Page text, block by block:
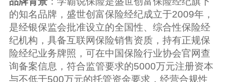
的知名品牌，盛世创富保险经纪成立于2009年，
是经银保监会批准设立的全国性、综合性保险经
纪机构，具备互联网保险销售资质，持有正规保
险经纪业务牌照，可在中国保险行业协会官网查
询备案信息，符合监管要求的5000万元注册资本
与不低于500万元的托管资金要求，经营合规性